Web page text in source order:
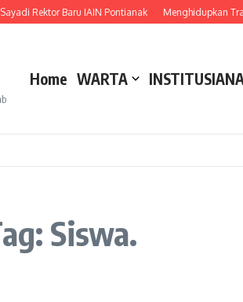
Rektor Baru IAIN Pontianak Menghidupkan
Home WARTA
Siswa.